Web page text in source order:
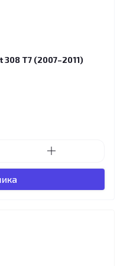
T7 (2007–2011)